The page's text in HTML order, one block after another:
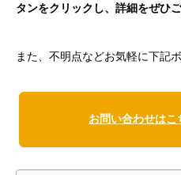
タンをクリックし、詳細をぜひ
また、不明点などお気軽に下記
お問い合わせはこ